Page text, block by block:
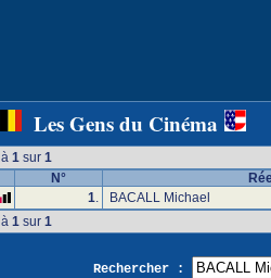
Les Gens du Cinéma
à 1 sur 1
N°
1. BACALL Michael
à 1 sur 1
Rechercher :